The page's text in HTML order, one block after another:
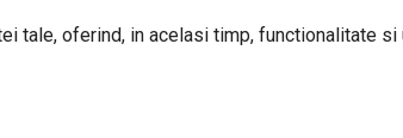
tale, oferind, in acelasi timp, functionalitate